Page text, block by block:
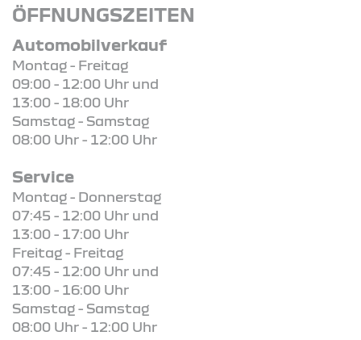
ÖFFNUNGSZEITEN
Automobilverkauf
Montag - Freitag
09:00 - 12:00 Uhr und
13:00 - 18:00 Uhr
Samstag - Samstag
08:00 Uhr - 12:00 Uhr
Service
Montag - Donnerstag
07:45 - 12:00 Uhr und
13:00 - 17:00 Uhr
Freitag - Freitag
07:45 - 12:00 Uhr und
13:00 - 16:00 Uhr
Samstag - Samstag
08:00 Uhr - 12:00 Uhr